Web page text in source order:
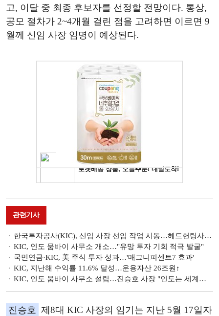
고, 이달 중 최종 후보자를 선정할 전망이다. 통상,
공모 절차가 2~4개월 걸린 점을 고려하면 이르면 9
월께 신임 사장 임명이 예상된다.
관련기사
한국투자공사(KIC), 신임 사장 선임 작업 시동…헤드헌팅사 선정 착수
KIC, 인도 뭄바이 사무소 개소…"유망 투자 기회 적극 발굴"
국민연금·KIC, 美 주식 투자 성과…'매그니피센트7 효과'
KIC, 지난해 수익률 11.6% 달성…운용자산 26조원↑
KIC, 인도 뭄바이 사무소 설립…진승호 사장 "인도는 세계경제 새로운 핵심 축, 투자기회 적극 발굴"
진승호 제8대 KIC 사장의 임기는 지난 5월 17일자